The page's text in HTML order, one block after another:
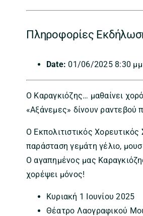
Πληροφορίες
Date: 01/06/2025 8:30 μμ
Ο Καραγκιόζης… μαθαίνει
«Αξάνεμες» δίνουν ραντεβού
Ο Εκπολιτιστικός
παράσταση γεμάτη γέλιο,
Ο αγαπημένος μας
χορέψει μόνος!
Κυριακή 1 Ιουνίου 2025
Θέατρο Λαογραφικού